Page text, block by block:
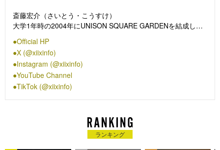
斎藤宏介（さいとう・こうすけ）
大学1年時の2004年にUNISON SQUARE GARDENを結成し、
ドとしては2019年11月現在までに7枚のオリジナルフルアルバ
ムと16枚のシングルをリリースし、結成15周年を経てもなお高
い人気を集めている。
須藤優（すとう・ゆう）
ARDBECKやU&DESIGN（2019年脱退）のメンバーとして、ま
レコーディングやライブサポートでも活躍しており、そのスキ
ルとアレンジ力で各方面より引く手数多のミュージシャン。
Official HP
X (@xiixinfo)
Instagram (@xiixinfo)
YouTube Channel
TikTok (@xiixinfo)
ランキング